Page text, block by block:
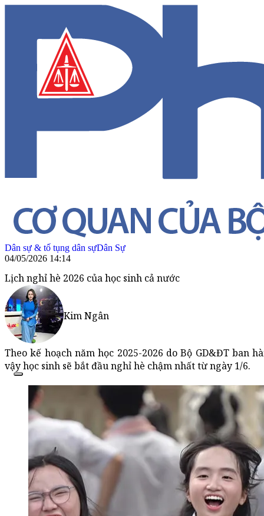
Dân sự & tố tụng dân sựDân Sự
04/05/2026 14:14
Lịch nghỉ hè 2026 của học sinh cả nước
Kim Ngân
Theo kế hoạch năm học 2025-2026 do Bộ GD&ĐT ban
vậy học sinh sẽ bắt đầu nghỉ hè chậm nhất từ ngày 1/6.